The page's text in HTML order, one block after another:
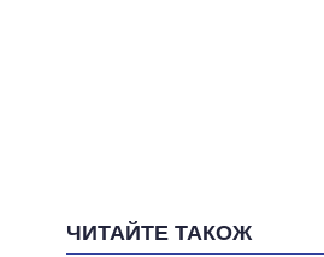
ЧИТАЙТЕ ТАКОЖ